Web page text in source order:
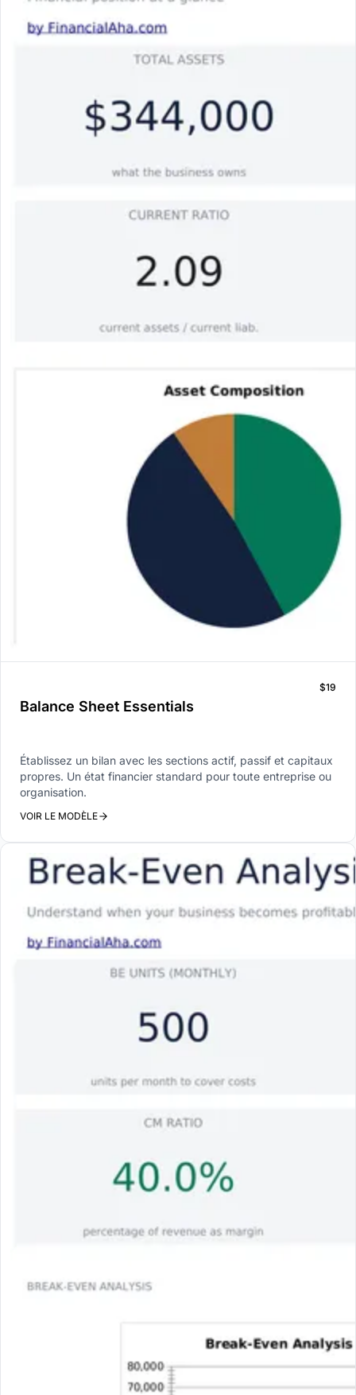
Balance Sheet Essentials
$19
Établissez un bilan avec les sections actif, passif et capitaux
propres. Un état financier standard pour toute entreprise ou
organisation.
VOIR LE MODÈLE